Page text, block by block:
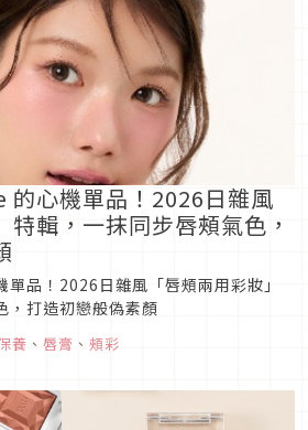
心機單品！2026日雜風
特輯，一抹同步唇頰氣色，
品！2026日雜風「唇頰兩用彩妝」
，打造初戀般偽素顏
養 、 唇膏 、 頰彩